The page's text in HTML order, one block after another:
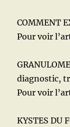
COMMENT
Pour voir
diagnostic,
Pour voir
KYSTES DU